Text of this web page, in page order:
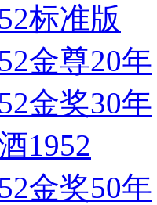
标准版
金尊20年
金奖30年
1952
金奖50年